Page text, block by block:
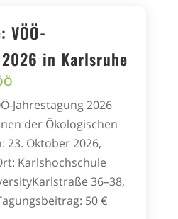
VÖÖ-
in Karlsruhe
Jahrestagung 2026
der Ökologischen
23. Oktober 2026,
Karlshochschule
36–38,
50 €